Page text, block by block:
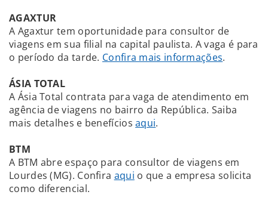
AGAXTUR
A Agaxtur tem oportunidade para consultor de
viagens em sua filial na capital paulista. A vaga é para
o período da tarde. Confira mais informações.
ÁSIA TOTAL
A Ásia Total contrata para vaga de atendimento em
agência de viagens no bairro da República. Saiba
mais detalhes e benefíciosaqui.
BTM
A BTM abre espaço para consultor de viagens em
Lourdes (MG). Confira aqui o que a empresa solicita
como diferencial.